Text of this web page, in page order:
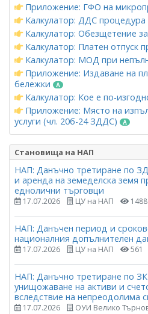
Приложение: ГФО на
Калкулатор: ДДС процедура
Калкулатор: Обезщетение
Калкулатор: Платен отпуск
Калкулатор: МОД при
Приложение: Издаване на
бележки
Калкулатор: Кое е по-
Приложение: Място на
услуги (чл. 20б-24 ЗДДС)
Становища на НАП
НАП: Данъчно третиране по
и аренда на земеделска земя
еднолични търговци
17.07.2026 ЦУ на НАП 1488
НАП: Данъчен период и
националния допълнителен
17.07.2026 ЦУ на НАП 561
НАП: Данъчно третиране по
унищожаване на активи и
вследствие на непреодолима
17.07.2026 ОУИ Велико